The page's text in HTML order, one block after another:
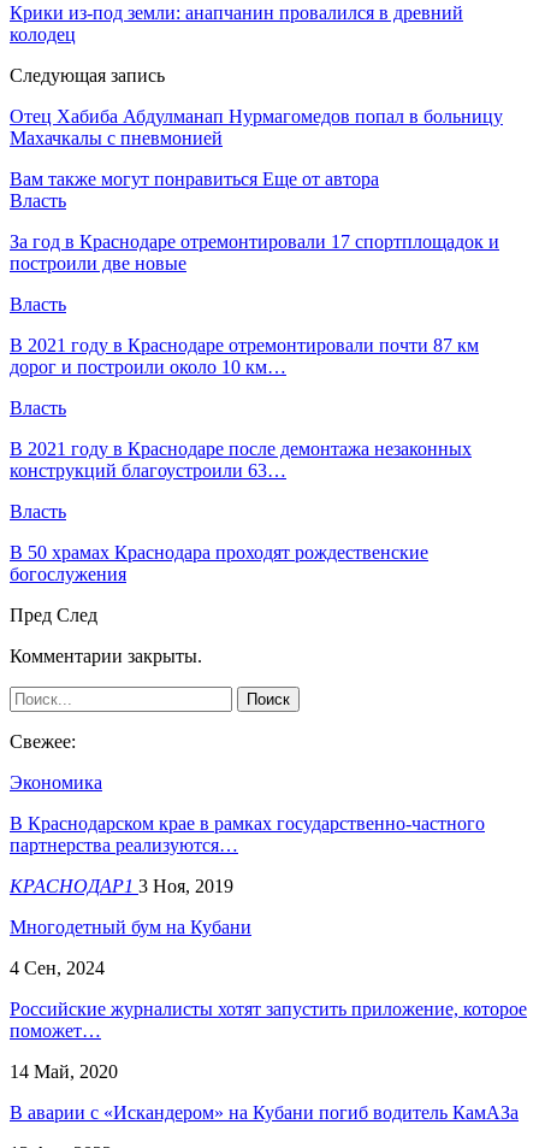
Крики из-под земли: анапчанин провалился в древний
колодец
Следующая запись
Отец Хабиба Абдулманап Нурмагомедов попал в больницу
Махачкалы с пневмонией
Вам также могут понравиться Еще от автора
Власть
За год в Краснодаре отремонтировали 17 спортплощадок и
построили две новые
Власть
В 2021 году в Краснодаре отремонтировали почти 87 км
дорог и построили около 10 км…
Власть
В 2021 году в Краснодаре после демонтажа незаконных
конструкций благоустроили 63…
Власть
В 50 храмах Краснодара проходят рождественские
богослужения
Пред След
Комментарии закрыты.
Свежее:
Экономика
В Краснодарском крае в рамках государственно-частного
партнерства реализуются…
КРАСНОДАР1 3 Ноя, 2019
Многодетный бум на Кубани
4 Сен, 2024
Российские журналисты хотят запустить приложение, которое
поможет…
14 Май, 2020
В аварии с «Искандером» на Кубани погиб водитель КамАЗа